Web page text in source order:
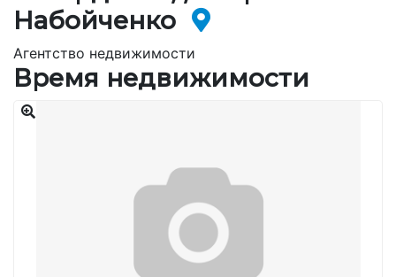
Набойченко
Агентство недвижимости
Время недвижимости